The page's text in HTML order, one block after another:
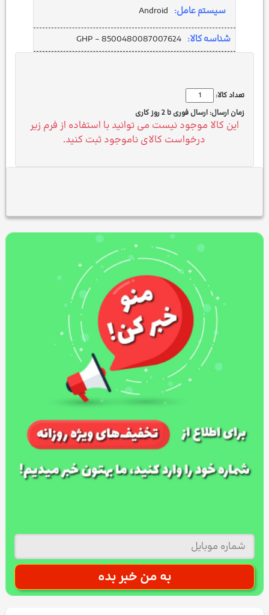
سیستم عامل: Android
شناسه کالا: GHP - 8500480087007624
تعداد کالا:
زمان ارسال: ارسال فوری تا 2 روز کاری
این کالا موجود نیست می توانید با استفاده از فرم زیر
درخواست کالای ناموجود ثبت کنید.